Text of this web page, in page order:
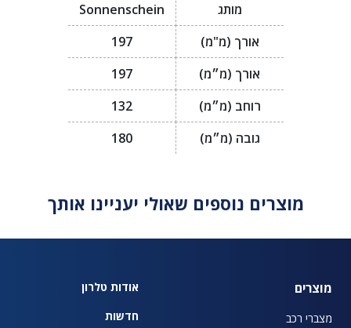
מותג
Sonnenschein
אורך (מ"מ)
197
אורך (מ״מ)
197
רוחב (מ״מ)
132
גובה (מ״מ)
180
מוצרים נוספים שאולי יעניינו אותך
מוצרים
מצברי רכב
אודות טלרון
חדשות